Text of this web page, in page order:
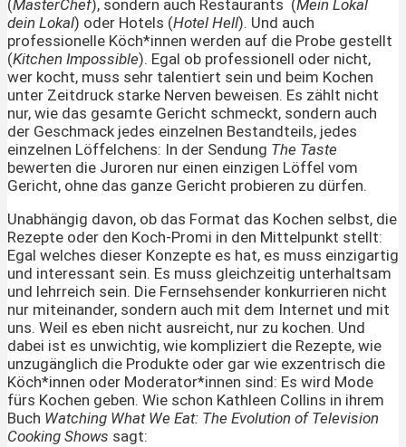
(MasterChef), sondern auch Restaurants (Mein Lokal
dein Lokal) oder Hotels (Hotel Hell). Und auch
professionelle Köch*innen werden auf die Probe gestellt
(Kitchen Impossible). Egal ob professionell oder nicht,
wer kocht, muss sehr talentiert sein und beim Kochen
unter Zeitdruck starke Nerven beweisen. Es zählt nicht
nur, wie das gesamte Gericht schmeckt, sondern auch
der Geschmack jedes einzelnen Bestandteils, jedes
einzelnen Löffelchens: In der Sendung The Taste
bewerten die Juroren nur einen einzigen Löffel vom
Gericht, ohne das ganze Gericht probieren zu dürfen.
Unabhängig davon, ob das Format das Kochen selbst, die
Rezepte oder den Koch-Promi in den Mittelpunkt stellt:
Egal welches dieser Konzepte es hat, es muss einzigartig
und interessant sein. Es muss gleichzeitig unterhaltsam
und lehrreich sein. Die Fernsehsender konkurrieren nicht
nur miteinander, sondern auch mit dem Internet und mit
uns. Weil es eben nicht ausreicht, nur zu kochen. Und
dabei ist es unwichtig, wie kompliziert die Rezepte, wie
unzugänglich die Produkte oder gar wie exzentrisch die
Köch*innen oder Moderator*innen sind: Es wird Mode
fürs Kochen geben. Wie schon Kathleen Collins in ihrem
Buch Watching What We Eat: The Evolution of Television
Cooking Shows sagt: